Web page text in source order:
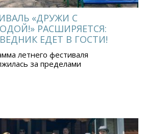
«ДРУЖИ С
РАСШИРЯЕТСЯ:
ЕДЕТ В ГОСТИ!
летнего фестиваля
за пределами